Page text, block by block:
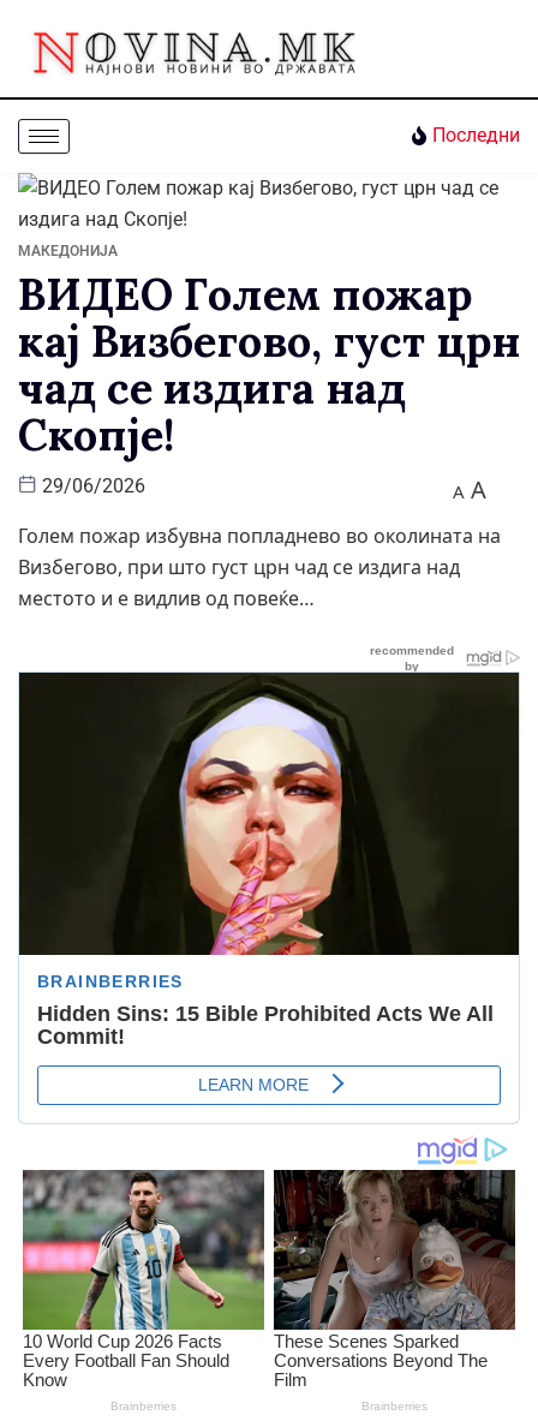
Последни
МАКЕДОНИЈА
ВИДЕО Голем пожар
кај Визбегово, густ црн
чад се издига над
Скопје!
29/06/2026 A A
Голем пожар избувна попладнево во околината на
Визбегово, при што густ црн чад се издига над
местото и е видлив од повеќе…